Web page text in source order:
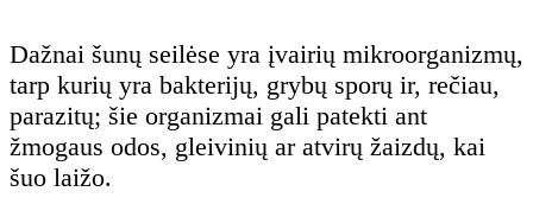
Dažnai šunų seilėse yra įvairių mikroorganizmų,
tarp kurių yra bakterijų, grybų sporų ir, rečiau,
parazitų; šie organizmai gali patekti ant
žmogaus odos, gleivinių ar atvirų žaizdų, kai
šuo laižo.